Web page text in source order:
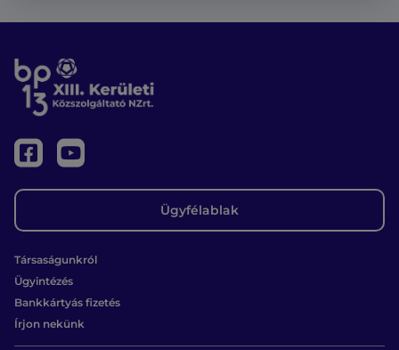
Ügyfélablak
Társaságunkról
Ügyintézés
Bankkártyás fizetés
Írjon nekünk